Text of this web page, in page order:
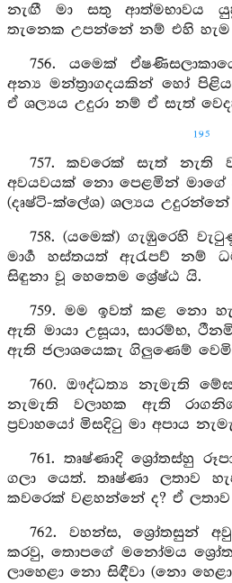
නැඟී මා සතු ආත්මභාවය
තැනෙක උපන්නේ නම් එහි හැම
756. යමෙක්
අන්‍ය මන්ත්‍රාගදයකින් හෝ
ඒ ශල්‍යය උදුරා නම් ඒ සැත්
195
757. කවරෙක් සැත්
අවයවයක් නො පෙළමින්
(දෘෂ්ටි-ක්ලේශ) ශල්‍යය උදුරන්නේ
758. (යමෙක්) ගැඹුරෙහි
මාර්‍ග හස්තයත් ඇරැපව් නම්
සිඳුනා වූ හෙතෙම ශ්‍රේෂ්ඨ යි.
759. මම ඉවත් කළ නො
ඇති මායා උසූයා, සාරම්භ,
ඇති ජලාශයෙකැ ගිලුණෙම්
760. ඖද්ධත්‍ය නැමැති
නැමැති වලාහක ඇති
ප්‍රවාහයෝ මිසදිටු මා අපාය
761. තෘෂ්ණාදි ශ්‍රෝතස්හු
ගලා යෙත්. තෘෂ්ණා ලතාව
කවරෙක් වළහන්නේ ද? ඒ
762. වහන්ස, ශ්‍රෝතසුන්
කරවු, තොපගේ මනෝමය
ලාහෙළා නො සිඳීවා (නො